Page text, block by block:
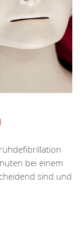
bei einem
sind und